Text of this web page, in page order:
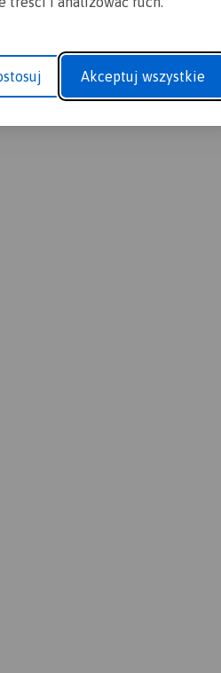
Akceptuj wszystkie